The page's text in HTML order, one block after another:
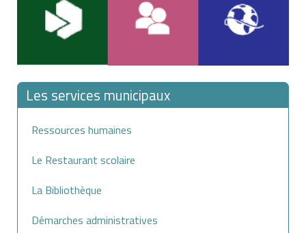
Les services municipaux
Ressources humaines
Le Restaurant scolaire
La Bibliothèque
Démarches administratives